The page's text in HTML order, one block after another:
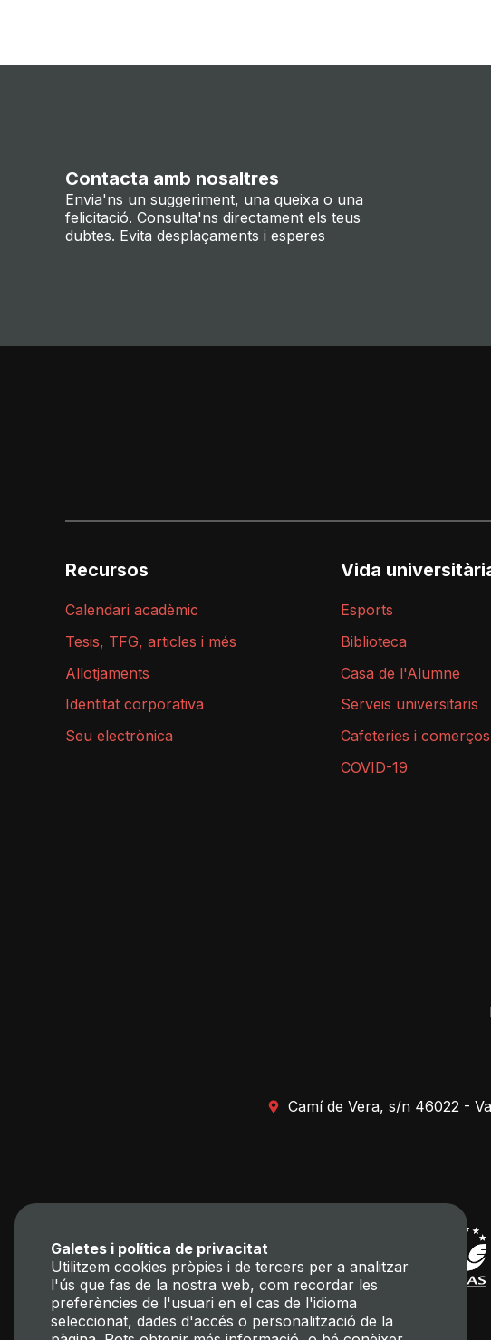
Contacta amb nosaltres
Envia'ns un suggeriment, una queixa o una
felicitació. Consulta'ns directament els teus
dubtes. Evita desplaçaments i esperes
Recursos
Calendari acadèmic
Tesis, TFG, articles i més
Allotjaments
Identitat corporativa
Seu electrònica
Vida
Esports
Biblioteca
Casa de l'Alumne
Serveis universitaris
Cafeteries i comerços
COVID-19
Camí de Vera, s/n 46022 -
Galetes i política de privacitat
Utilitzem cookies pròpies i de tercers per a analitzar
l'ús que fas de la nostra web, com recordar les
preferències de l'usuari en el cas de l'idioma
seleccionat, dades d'accés o personalització de la